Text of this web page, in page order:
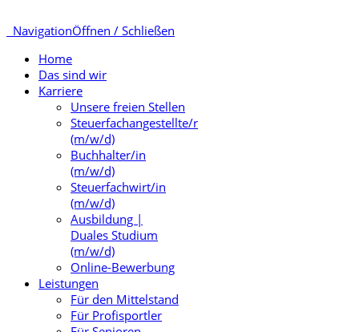
NavigationÖffnen / Schließen
Home
Das sind wir
Karriere
Unsere freien Stellen
Steuerfachangestellte/r
(m/w/d)
Buchhalter/in
(m/w/d)
Steuerfachwirt/in
(m/w/d)
Ausbildung |
Duales Studium
(m/w/d)
Online-Bewerbung
Leistungen
Für den Mittelstand
Für Profisportler